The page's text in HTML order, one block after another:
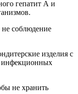
гепатит А и
соблюдение
изделия с
инфекционных
не хранить